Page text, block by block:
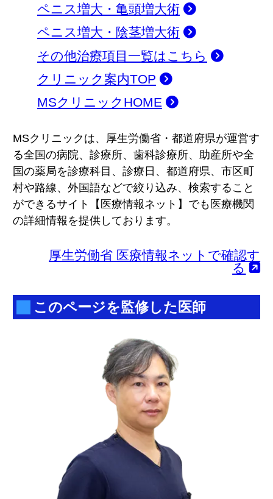
ペニス増大・亀頭増大術
ペニス増大・陰茎増大術
その他治療項目一覧はこちら
クリニック案内TOP
MSクリニックHOME
MSクリニックは、厚生労働省・都道府県が運営す
る全国の病院、診療所、歯科診療所、助産所や全
国の薬局を診療科目、診療日、都道府県、市区町
村や路線、外国語などで絞り込み、検索すること
ができるサイト【医療情報ネット】でも医療機関
の詳細情報を提供しております。
厚生労働省 医療情報ネットで確認す
る
このページを監修した医師